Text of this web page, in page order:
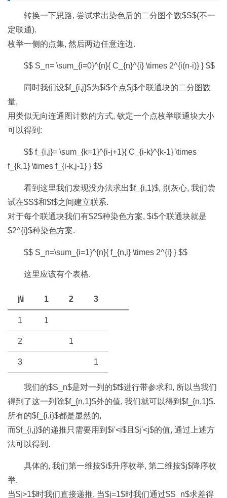
转换一下思路, 尝试求出染色后的二分图个数$S$(不一
定联通).
枚举一侧的点集, 然后两边任意连边.
$$ S_n= \sum_{i=0}^{n}{ C_{n}^{i} \times 2^{i(n-i)} } $$
同时我们设$f_{i,j}$为$i$个点$j$个联通块的二分图数
量,
用类似无向连通图计数的方式, 钦定一个点枚举联通块大小
可以得到:
$$ f_{i,j}= \sum_{k=1}^{i-j+1}{ C_{i-k}^{k-1} \times
f_{k,1} \times f_{i-k,j-1} } $$
看到这里我们发现没办法求出$f_{i,1}$, 别灰心, 我们尝
试在$S$和$f$之间建立联系.
对于每个联通块我们有$2$种染色方案, $i$个联通块就是
$2^{i}$种染色方案.
$$ S_n=\sum_{i=1}^{n}{ f_{n,i} \times 2^{i} } $$
这里应该有个表格.
j\i 1 2 3
1 1
2 1
3 1
我们的$S_n$是对一列的$f$进行带参求和, 所以当我们
得到了这一列除$f_{n,1}$外的值, 我们就可以得到$f_{n,1}$.
所有的$f_{i,i}$都是显然的,
而$f_{i,j}$的递推只需要用到$i'<i$且$j'<j$的值, 通过上述方
法可以得到.
具体的, 我们第一维按$i$升序枚举, 第二维按$j$降序枚
举.
当$j>1$时我们直接递推, 当$j=1$时我们通过$S_n$求差得